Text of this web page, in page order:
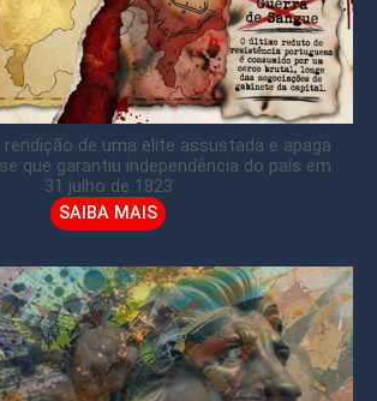
rendição de uma elite assustada e apaga
que garantiu independência do país em
31 julho de 1823
SAIBA MAIS